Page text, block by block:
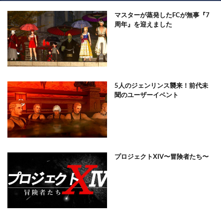
マスターが蒸発したFCが無事『7
周年』を迎えました
5人のジェンリンス襲来！前代未
聞のユーザーイベント
プロジェクトXIV〜冒険者たち〜